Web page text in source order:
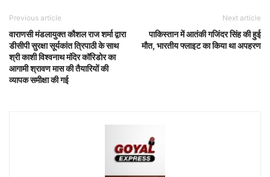
Previous article
वाराणसी मंडलायुक्त कौशल राज शर्मा द्वारा
डीसीपी सुरक्षा सूर्यकांत त्रिपाठी के साथ
श्री काशी विश्वनाथ मंदिर कॉरिडोर का
आगामी श्रावण मास की तैयारियों की
व्यापक समीक्षा की गई
Next article
पाकिस्तान में आतंकी गजिंदर सिंह की हुई
मौत, भारतीय फ्लाइट का किया था अपहरण